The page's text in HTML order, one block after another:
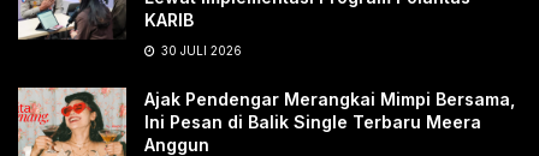
KARIB
30 JULI 2026
Ajak Pendengar Merangkai Mimpi Bersama,
Ini Pesan di Balik Single Terbaru Meera
Anggun